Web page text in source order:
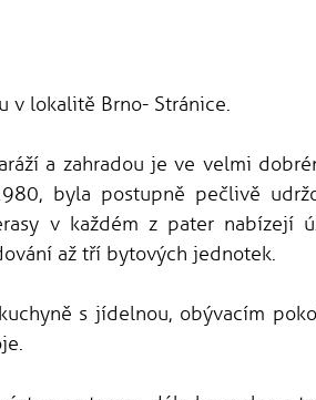
v lokalitě Brno- Stránice.
a zahradou je ve velmi
byla postupně pečlivě
v každém z pater nabízejí
až tří bytových jednotek.
s jídelnou, obývacím